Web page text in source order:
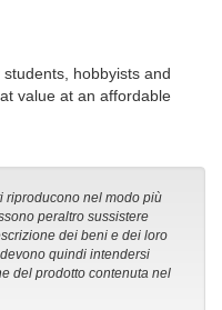
hobbyists and
value at an affordable
riproducono nel modo più
peraltro sussistere
dei beni e dei loro
quindi intendersi
del prodotto contenuta nel